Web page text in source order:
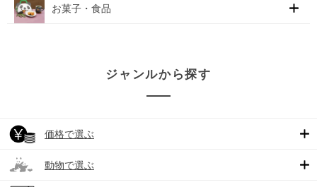
お菓子・食品
ジャンルから探す
価格で選ぶ
動物で選ぶ